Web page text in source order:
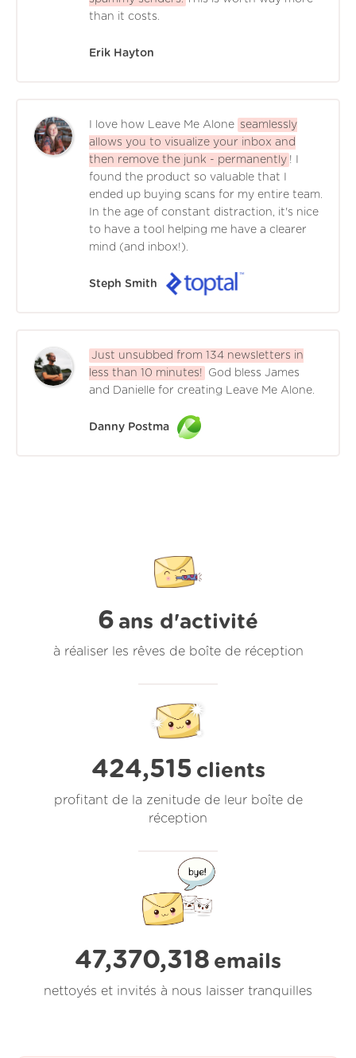
than it costs.
Erik Hayton
I love how Leave Me Alone seamlessly
allows you to visualize your inbox and
then remove the junk - permanently ! I
found the product so valuable that I
ended up buying scans for my entire team.
In the age of constant distraction, it's nice
to have a tool helping me have a clearer
mind (and inbox!).
Steph Smith
Just unsubbed from 134 newsletters in
less than 10 minutes!
God bless James
and Danielle for creating Leave Me Alone.
Danny Postma
6 ans d'activité
à réaliser les rêves de boîte de réception
424,515 clients
profitant de la zenitude de leur boîte de
réception
47,370,319 emails
nettoyés et invités à nous laisser tranquilles